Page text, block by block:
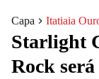
Capa Itatiaia
Starlight
Rock